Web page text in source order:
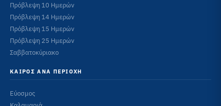
Πρόβλεψη 10 Ημερών
Πρόβλεψη 14 Ημερών
Πρόβλεψη 15 Ημερών
Πρόβλεψη 25 Ημερών
Σαββατοκύριακο
ΚΑΙΡΌΣ ΑΝΆ ΠΕΡΙΟΧΉ
Εύοσμος